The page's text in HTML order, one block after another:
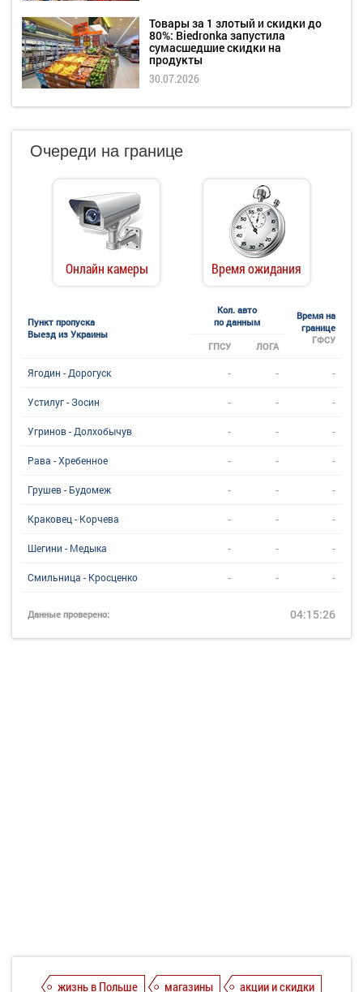
Товары за 1 злотый и скидки до
80%: Biedronka запустила
сумасшедшие скидки на
продукты
30.07.2026
Очереди на границе
Онлайн камеры Время ожидания
Пункт пропуска
Выезд из Украины
Кол. авто
по данным
Время на
границе
ГФСУ
ГПСУ ЛОГА
Ягодин - Дорогуск - - -
Устилуг - Зосин - - -
Угринов - Долхобычув - - -
Рава - Хребенное - - -
Грушев - Будомеж - - -
Краковец - Корчева - - -
Шегини - Медыка - - -
Смильница - Кросценко - - -
Данные проверено: 04:15:26
жизнь в Польше магазины
акции и скидки